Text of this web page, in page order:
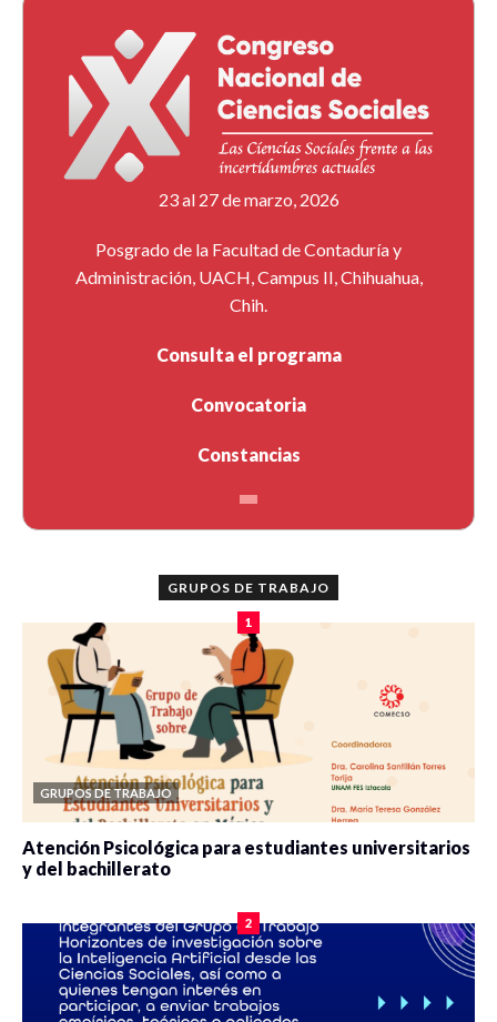
23 al 27 de marzo, 2026
Posgrado de la Facultad de Contaduría y
Administración, UACH, Campus II, Chihuahua,
Chih.
Consulta el programa
Convocatoria
Constancias
GRUPOS DE TRABAJO
1
GRUPOS DE TRABAJO
Atención Psicológica para estudiantes universitarios
y del bachillerato
2